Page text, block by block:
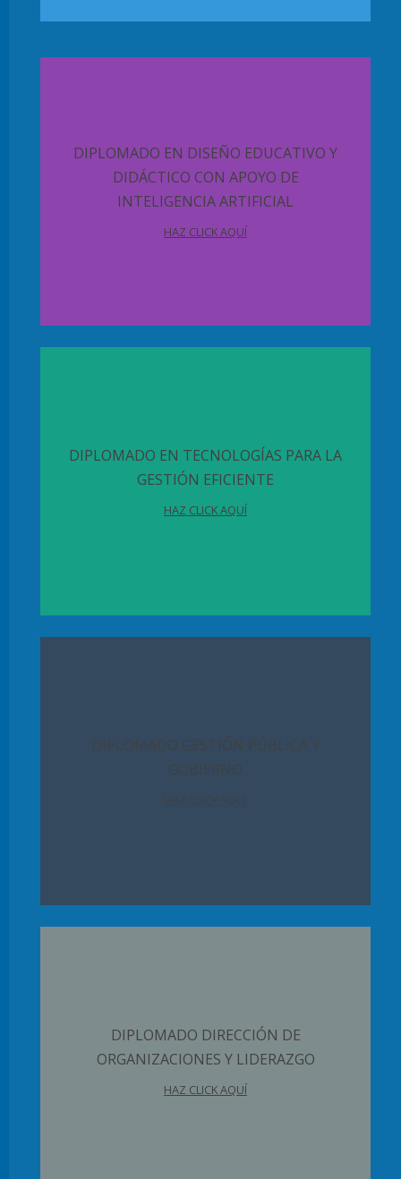
DIPLOMADO EN DISEÑO EDUCATIVO Y
DIDÁCTICO CON APOYO DE
INTELIGENCIA ARTIFICIAL
HAZ CLICK AQUÍ
DIPLOMADO EN TECNOLOGÍAS PARA LA
GESTIÓN EFICIENTE
HAZ CLICK AQUÍ
DIPLOMADO GESTIÓN PÚBLICA Y
GOBIERNO
HAZ CLICK AQUÍ
DIPLOMADO DIRECCIÓN DE
ORGANIZACIONES Y LIDERAZGO
HAZ CLICK AQUÍ